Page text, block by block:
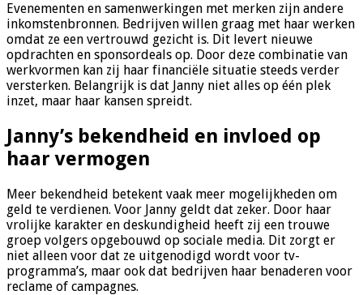
Evenementen en samenwerkingen met merken zijn andere
inkomstenbronnen. Bedrijven willen graag met haar werken
omdat ze een vertrouwd gezicht is. Dit levert nieuwe
opdrachten en sponsordeals op. Door deze combinatie van
werkvormen kan zij haar financiële situatie steeds verder
versterken. Belangrijk is dat Janny niet alles op één plek
inzet, maar haar kansen spreidt.
Janny’s bekendheid en invloed op
haar vermogen
Meer bekendheid betekent vaak meer mogelijkheden om
geld te verdienen. Voor Janny geldt dat zeker. Door haar
vrolijke karakter en deskundigheid heeft zij een trouwe
groep volgers opgebouwd op sociale media. Dit zorgt er
niet alleen voor dat ze uitgenodigd wordt voor tv-
programma’s, maar ook dat bedrijven haar benaderen voor
reclame of campagnes.